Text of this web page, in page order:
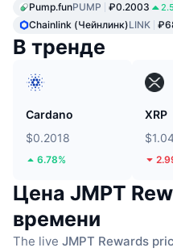
Pump.funPUMP ₽0.2003
Chainlink (Чейнлинк)LINK
В тренде
Cardano
$0.2018
6.78%
XRP
Цена JMPT
времени
The live JMPT Rewards